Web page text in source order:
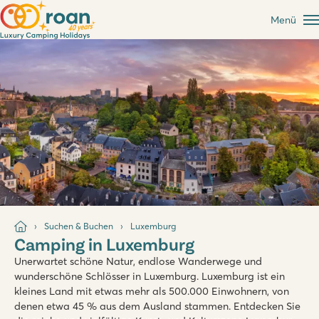
Menü
Suchen & Buchen Luxemburg
Camping in Luxemburg
Unerwartet schöne Natur, endlose Wanderwege und
wunderschöne Schlösser in Luxemburg. Luxemburg ist ein
kleines Land mit etwas mehr als 500.000 Einwohnern, von
denen etwa 45 % aus dem Ausland stammen. Entdecken Sie